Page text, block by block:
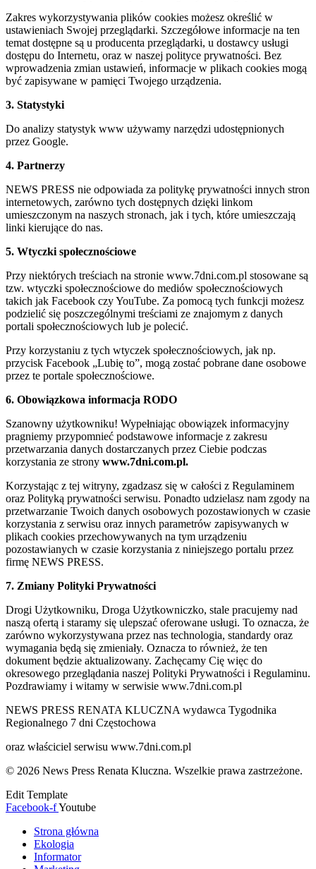
Zakres wykorzystywania plików cookies możesz określić w
ustawieniach Swojej przeglądarki. Szczegółowe informacje na ten
temat dostępne są u producenta przeglądarki, u dostawcy usługi
dostępu do Internetu, oraz w naszej polityce prywatności. Bez
wprowadzenia zmian ustawień, informacje w plikach cookies mogą
być zapisywane w pamięci Twojego urządzenia.
3. Statystyki
Do analizy statystyk www używamy narzędzi udostępnionych
przez Google.
4. Partnerzy
NEWS PRESS nie odpowiada za politykę prywatności innych stron
internetowych, zarówno tych dostępnych dzięki linkom
umieszczonym na naszych stronach, jak i tych, które umieszczają
linki kierujące do nas.
5. Wtyczki społecznościowe
Przy niektórych treściach na stronie www.7dni.com.pl stosowane są
tzw. wtyczki społecznościowe do mediów społecznościowych
takich jak Facebook czy YouTube. Za pomocą tych funkcji możesz
podzielić się poszczególnymi treściami ze znajomym z danych
portali społecznościowych lub je polecić.
Przy korzystaniu z tych wtyczek społecznościowych, jak np.
przycisk Facebook „Lubię to”, mogą zostać pobrane dane osobowe
przez te portale społecznościowe.
6. Obowiązkowa informacja RODO
Szanowny użytkowniku! Wypełniając obowiązek informacyjny
pragniemy przypomnieć podstawowe informacje z zakresu
przetwarzania danych dostarczanych przez Ciebie podczas
korzystania ze strony www.7dni.com.pl.
Korzystając z tej witryny, zgadzasz się w całości z Regulaminem
oraz Polityką prywatności serwisu. Ponadto udzielasz nam zgody na
przetwarzanie Twoich danych osobowych pozostawionych w czasie
korzystania z serwisu oraz innych parametrów zapisywanych w
plikach cookies przechowywanych na tym urządzeniu
pozostawianych w czasie korzystania z niniejszego portalu przez
firmę NEWS PRESS.
7. Zmiany Polityki Prywatności
Drogi Użytkowniku, Droga Użytkowniczko, stale pracujemy nad
naszą ofertą i staramy się ulepszać oferowane usługi. To oznacza, że
zarówno wykorzystywana przez nas technologia, standardy oraz
wymagania będą się zmieniały. Oznacza to również, że ten
dokument będzie aktualizowany. Zachęcamy Cię więc do
okresowego przeglądania naszej Polityki Prywatności i Regulaminu.
Pozdrawiamy i witamy w serwisie www.7dni.com.pl
NEWS PRESS RENATA KLUCZNA wydawca Tygodnika
Regionalnego 7 dni Częstochowa
oraz właściciel serwisu www.7dni.com.pl
© 2026 News Press Renata Kluczna. Wszelkie prawa zastrzeżone.
Edit Template
Facebook-fYoutube
Strona główna
Ekologia
Informator